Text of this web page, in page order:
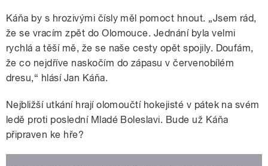
Káňa by s hrozivými čísly měl pomoct hnout. „Jsem rád,
že se vracím zpět do Olomouce. Jednání byla velmi
rychlá a těší mě, že se naše cesty opět spojily. Doufám,
že co nejdříve naskočím do zápasu v červenobílém
dresu,“ hlásí Jan Káňa.
Nejbližší utkání hrají olomoučtí hokejisté v pátek na svém
ledě proti poslední Mladé Boleslavi. Bude už Káňa
připraven ke hře?